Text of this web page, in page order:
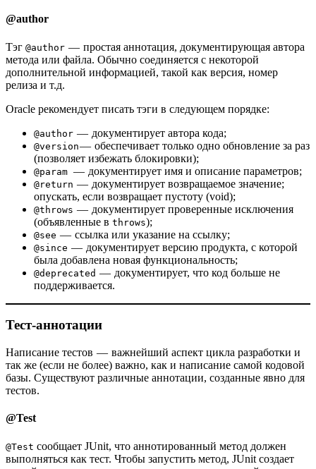
@author
Тэг @author — простая аннотация, документирующая автора
метода или файла. Обычно соединяется с некоторой
дополнительной информацией, такой как версия, номер
релиза и т.д.
Oracle рекомендует писать тэги в следующем порядке:
@author — документирует автора кода;
@version— обеспечивает только одно обновление за раз
(позволяет избежать блокировки);
@param — документирует имя и описание параметров;
@return — документирует возвращаемое значение;
опускать, если возвращает пустоту (void);
@throws — документирует проверенные исключения
(объявленные в throws);
@see — ссылка или указание на ссылку;
@since — документирует версию продукта, с которой
была добавлена новая функциональность;
@deprecated — документирует, что код больше не
поддерживается.
Тест-аннотации
Написание тестов — важнейший аспект цикла разработки и
так же (если не более) важно, как и написание самой кодовой
базы. Существуют различные аннотации, созданные явно для
тестов.
@Test
@Test сообщает JUnit, что аннотированный метод должен
выполняться как тест. Чтобы запустить метод, JUnit создает